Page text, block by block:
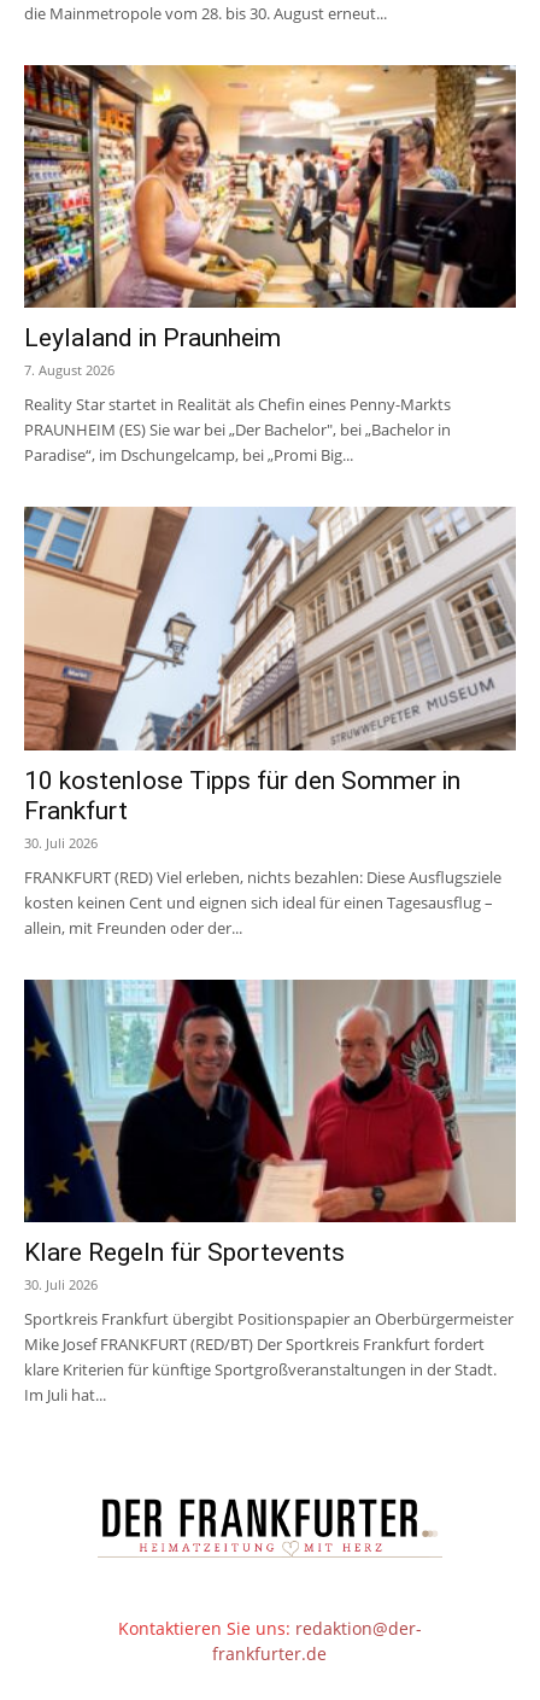
die Mainmetropole vom 28. bis 30. August erneut...
Leylaland in Praunheim
7. August 2026
Reality Star startet in Realität als Chefin eines Penny-Markts
PRAUNHEIM (ES) Sie war bei „Der Bachelor", bei „Bachelor in
Paradise“, im Dschungelcamp, bei „Promi Big...
10 kostenlose Tipps für den Sommer in
Frankfurt
30. Juli 2026
FRANKFURT (RED) Viel erleben, nichts bezahlen: Diese Ausflugsziele
kosten keinen Cent und eignen sich ideal für einen Tagesausflug –
allein, mit Freunden oder der...
Klare Regeln für Sportevents
30. Juli 2026
Sportkreis Frankfurt übergibt Positionspapier an Oberbürgermeister
Mike Josef FRANKFURT (RED/BT) Der Sportkreis Frankfurt fordert
klare Kriterien für künftige Sportgroßveranstaltungen in der Stadt.
Im Juli hat...
Kontaktieren Sie uns: redaktion@der-
frankfurter.de